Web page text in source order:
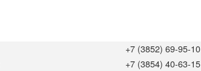
+7 (3852) 69-95-10
+7 (3854) 40-63-15